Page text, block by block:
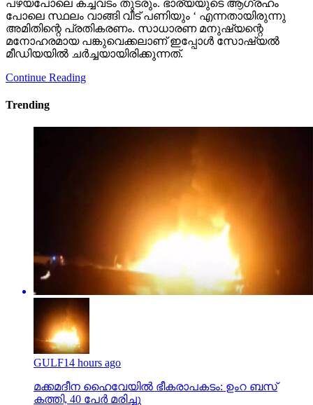
പഴയപോലെ കച്ചവടം തുടരും. ഭാര്യയുടെ ആഗ്രഹം
പോലെ സ്ഥലം വാങ്ങി വീട് പണിയും ‘ എന്നതായിരുന്നു
അമിതിന്റെ പ്രതികരണം. സാധാരണ മനുഷ്യന്റെ
മനോഹരമായ പങ്കുവെക്കലാണ് ഇപ്പോള്‍ സോഷ്യല്‍
മീഡിയയില്‍ ചര്‍ച്ചയായിരിക്കുന്നത്.
Continue Reading
Trending
GULF14 hours ago
മക്കമദീന ഹൈവേയില്‍ ഭീകരാപകടം: ഉംറ ബസ്
കത്തി, 40 പേര്‍ മരിച്ചു